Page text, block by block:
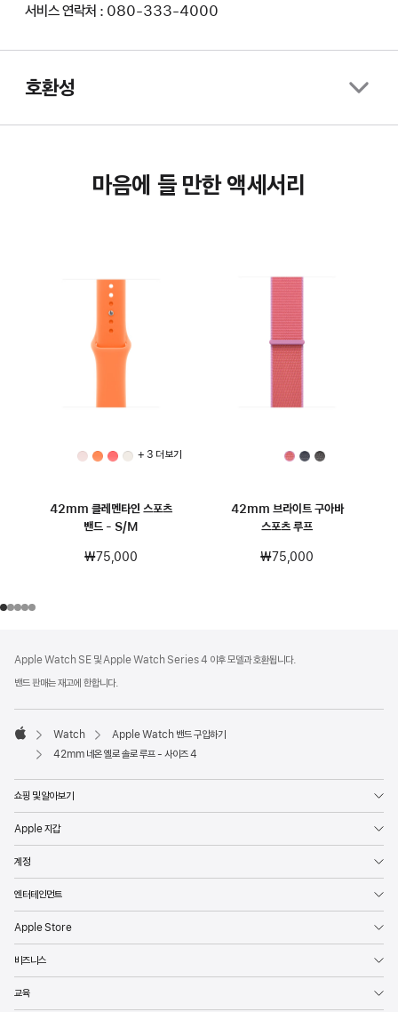
서비스 연락처 : 080-333-4000
호환성
마음에 들 만한 액세서리
+ 3 더 보기
42mm 클레멘타인 스포츠
밴드 - S/M
₩75,000
42mm 브라이트 구아바
스포츠 루프
₩75,000
Apple Watch SE 및 Apple Watch Series 4 이후 모델과 호환됩니다.
밴드 판매는 재고에 한합니다.
Apple
Watch
Apple Watch 밴드 구입하기
42mm 네온 옐로 솔로 루프 - 사이즈 4
쇼핑 및 알아보기
Apple 지갑
계정
엔터테인먼트
Apple Store
비즈니스
교육